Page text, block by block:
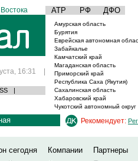
АТР РФ ДФО
16:31 |
|
Амурская область
Бурятия
Еврейская автономная
Забайкалье
Камчатский край
Магаданская область
Приморский край
Республика Саха (Якутия)
Сахалинская область
Хабаровский край
Чукотский автономный округ
Рекомендует:
сегодня Компании Партнеры